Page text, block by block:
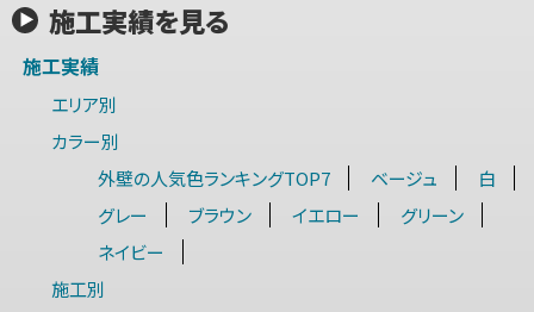
施工実績を見る
施工実績
エリア別
カラー別
外壁の人気色ランキングTOP7
ベージュ
白
グレー
ブラウン イエロー
グリーン
ネイビー
施工別